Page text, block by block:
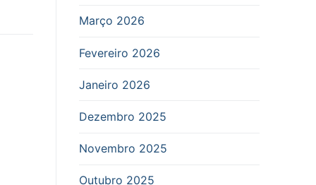
Março 2026
Fevereiro 2026
Janeiro 2026
Dezembro 2025
Novembro 2025
Outubro 2025